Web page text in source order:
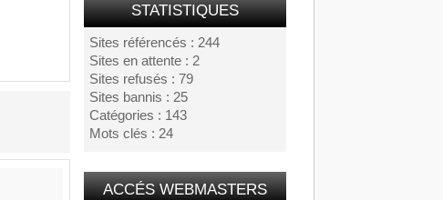
STATISTIQUES
Sites référencés : 244
Sites en attente : 2
Sites refusés : 79
Sites bannis : 25
Catégories : 143
Mots clés : 24
ACCÉS WEBMASTERS